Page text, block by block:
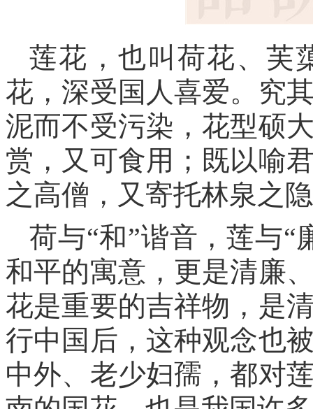
莲花，也叫荷花、芙
花，深受国人喜爱。究
泥而不受污染，花型硕
赏，又可食用；既以喻
之高僧，又寄托林泉之
荷与“和”谐音，莲与“
和平的寓意，更是清廉
花是重要的吉祥物，是
行中国后，这种观念也
中外、老少妇孺，都对